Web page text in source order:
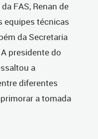
FAS, Renan de
equipes técnicas
da Secretaria
presidente do
a
diferentes
a tomada